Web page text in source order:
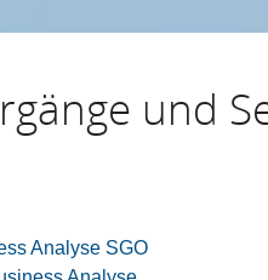
und
Analyse SGO